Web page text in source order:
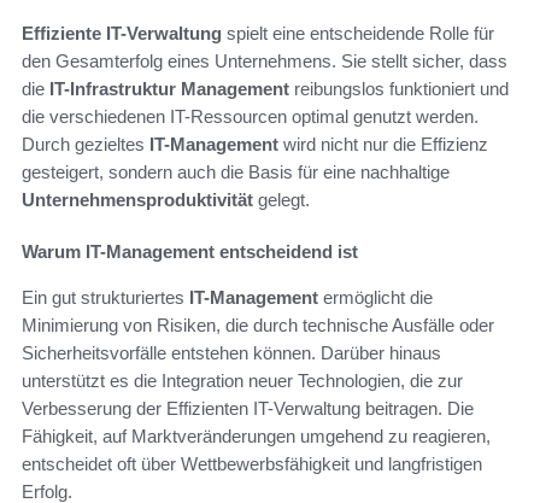
Effiziente IT-Verwaltung spielt eine entscheidende Rolle für
den Gesamterfolg eines Unternehmens. Sie stellt sicher, dass
die IT-Infrastruktur Management reibungslos funktioniert und
die verschiedenen IT-Ressourcen optimal genutzt werden.
Durch gezieltes IT-Management wird nicht nur die Effizienz
gesteigert, sondern auch die Basis für eine nachhaltige
Unternehmensproduktivität gelegt.
Warum IT-Management entscheidend ist
Ein gut strukturiertes IT-Management ermöglicht die
Minimierung von Risiken, die durch technische Ausfälle oder
Sicherheitsvorfälle entstehen können. Darüber hinaus
unterstützt es die Integration neuer Technologien, die zur
Verbesserung der Effizienten IT-Verwaltung beitragen. Die
Fähigkeit, auf Marktveränderungen umgehend zu reagieren,
entscheidet oft über Wettbewerbsfähigkeit und langfristigen
Erfolg.